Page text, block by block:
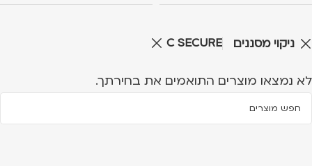
ניקוי מסננים C SECURE
לא נמצאו מוצרים התואמים את בחירתך.